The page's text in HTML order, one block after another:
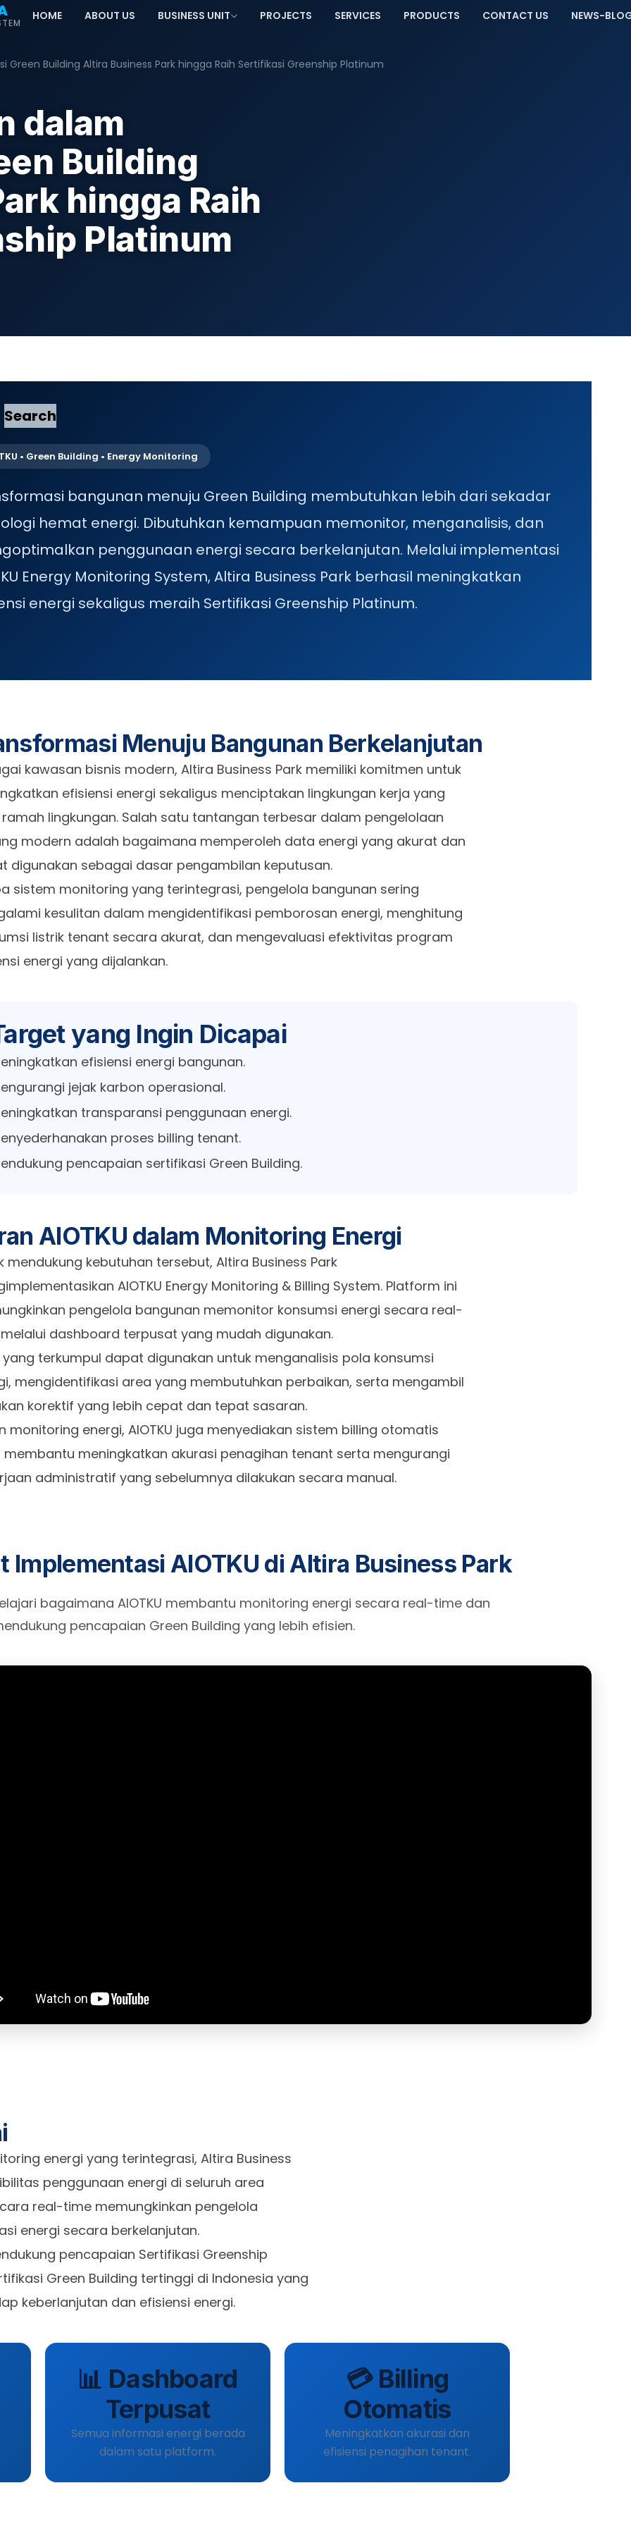
HOME ABOUT US BUSINESS UNIT PROJECTS SERVICES PRODUCTS CONTACT US NEWS-
Green Building Altira Business Park hingga Raih Sertifikasi Greenship Platinum
dalam
Building
hingga Raih
Platinum
Search
• Green Building • Energy Monitoring
bangunan menuju Green Building membutuhkan lebih dari sekadar
hemat energi. Dibutuhkan kemampuan memonitor, menganalisis, dan
penggunaan energi secara berkelanjutan. Melalui implementasi
Energy Monitoring System, Altira Business Park berhasil meningkatkan
energi sekaligus meraih Sertifikasi Greenship Platinum.
Menuju Bangunan Berkelanjutan
kawasan bisnis modern, Altira Business Park memiliki komitmen untuk
efisiensi energi sekaligus menciptakan lingkungan kerja yang
lingkungan. Salah satu tantangan terbesar dalam pengelolaan
modern adalah bagaimana memperoleh data energi yang akurat dan
digunakan sebagai dasar pengambilan keputusan.
sistem monitoring yang terintegrasi, pengelola bangunan sering
kesulitan dalam mengidentifikasi pemborosan energi, menghitung
listrik tenant secara akurat, dan mengevaluasi efektivitas program
energi yang dijalankan.
yang Ingin Dicapai
efisiensi energi bangunan.
jejak karbon operasional.
transparansi penggunaan energi.
proses billing tenant.
pencapaian sertifikasi Green Building.
AIOTKU dalam Monitoring Energi
mendukung kebutuhan tersebut, Altira Business Park
AIOTKU Energy Monitoring & Billing System. Platform ini
pengelola bangunan memonitor konsumsi energi secara real-
dashboard terpusat yang mudah digunakan.
terkumpul dapat digunakan untuk menganalisis pola konsumsi
mengidentifikasi area yang membutuhkan perbaikan, serta mengambil
korektif yang lebih cepat dan tepat sasaran.
monitoring energi, AIOTKU juga menyediakan sistem billing otomatis
membantu meningkatkan akurasi penagihan tenant serta mengurangi
administratif yang sebelumnya dilakukan secara manual.
Implementasi AIOTKU di Altira Business Park
bagaimana AIOTKU membantu monitoring energi secara real-time dan
pencapaian Green Building yang lebih efisien.
energi yang terintegrasi, Altira Business
penggunaan energi di seluruh area
real-time memungkinkan pengelola
energi secara berkelanjutan.
pencapaian Sertifikasi Greenship
Green Building tertinggi di Indonesia yang
keberlanjutan dan efisiensi energi.
📊 Dashboard
Terpusat
Semua informasi energi berada
dalam satu platform.
💳 Billing
Otomatis
Meningkatkan akurasi dan
efisiensi penagihan tenant.